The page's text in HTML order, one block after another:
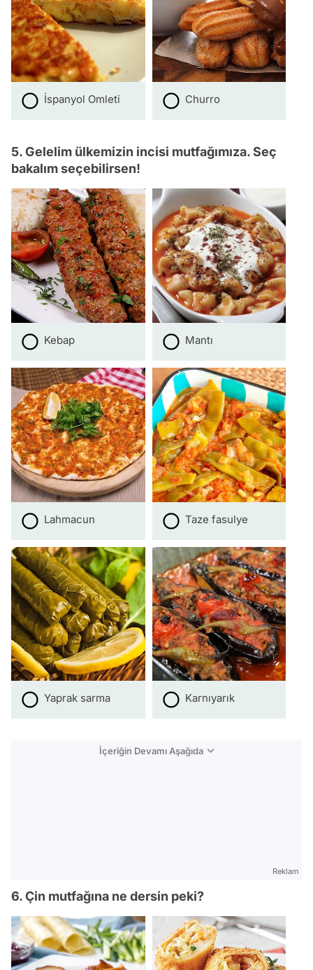
İspanyol Omleti Churro
5. Gelelim ülkemizin incisi mutfağımıza. Seç
bakalım seçebilirsen!
Kebap Mantı
Lahmacun Taze fasulye
Yaprak sarma Karnıyarık
İçeriğin Devamı Aşağıda
Reklam
6. Çin mutfağına ne dersin peki?